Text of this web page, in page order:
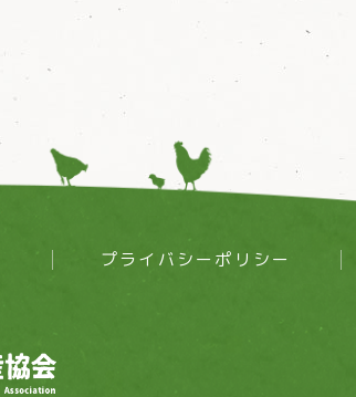
プライバシーポリシー